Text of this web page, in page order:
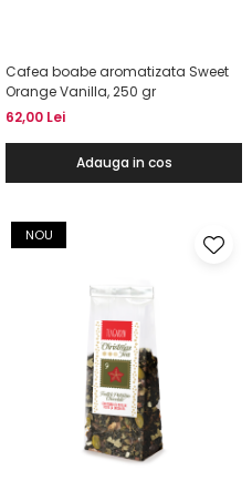
Cafea boabe aromatizata Sweet
Orange Vanilla, 250 gr
62,00 Lei
Adauga in cos
NOU